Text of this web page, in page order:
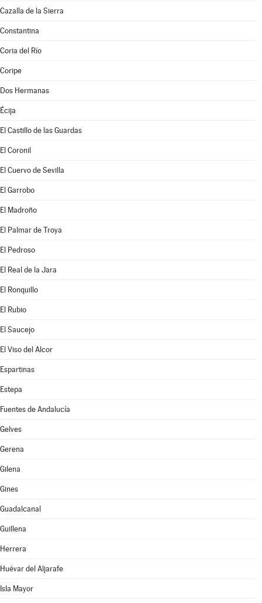
Cazalla de la Sierra
Constantina
Coria del Río
Coripe
Dos Hermanas
Écija
El Castillo de las Guardas
El Coronil
El Cuervo de Sevilla
El Garrobo
El Madroño
El Palmar de Troya
El Pedroso
El Real de la Jara
El Ronquillo
El Rubio
El Saucejo
El Viso del Alcor
Espartinas
Estepa
Fuentes de Andalucía
Gelves
Gerena
Gilena
Gines
Guadalcanal
Guillena
Herrera
Huévar del Aljarafe
Isla Mayor